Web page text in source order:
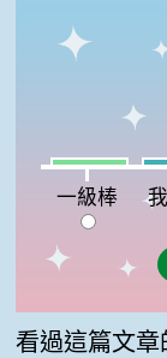
一級棒:3%我
一級棒
看過這篇文章